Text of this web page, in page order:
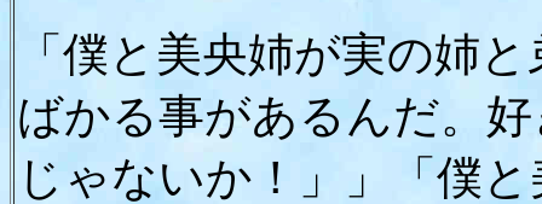
「僕と美央姉が実の姉
ばかる事があるんだ。
じゃないか！」」「僕